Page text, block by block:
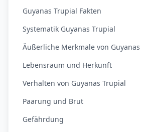
Guyanas Trupial Fakten
Systematik Guyanas Trupial
Äußerliche Merkmale von Guyanas
Lebensraum und Herkunft
Verhalten von Guyanas Trupial
Paarung und Brut
Gefährdung